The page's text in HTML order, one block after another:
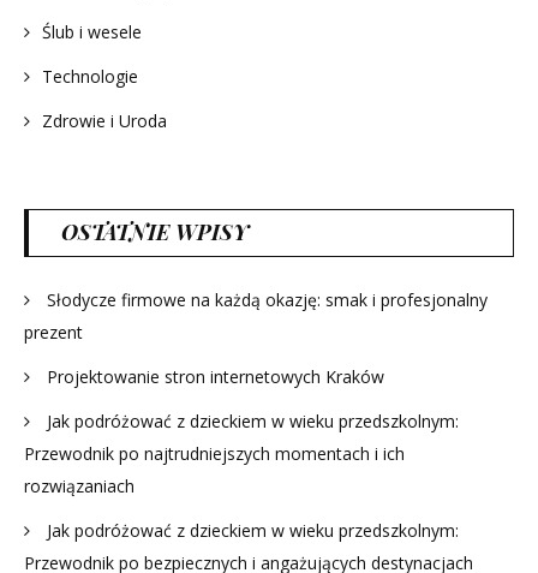
Ślub i wesele
Technologie
Zdrowie i Uroda
OSTATNIE WPISY
Słodycze firmowe na każdą okazję: smak i profesjonalny
prezent
Projektowanie stron internetowych Kraków
Jak podróżować z dzieckiem w wieku przedszkolnym:
Przewodnik po najtrudniejszych momentach i ich
rozwiązaniach
Jak podróżować z dzieckiem w wieku przedszkolnym:
Przewodnik po bezpiecznych i angażujących destynacjach